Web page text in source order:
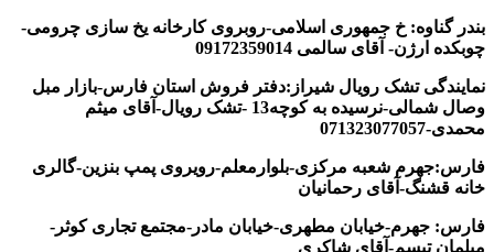
بندر گناوه: خ جمهوری اسلامی-روبروی کارخانه یخ سازی چرومی-
چوبکده ارژن- آقای سالمی 09172359014
نمایندگی تشک رویال شیراز:دفتر فروش استان فارس-بازار مبل
وصال شمالی-نرسیده به کوچه13 -تشک رویال-آقای میثم
محمدی-071323077057
فارس:جهرم شعبه مرکزی-بلوارمعلم-رویروی پمپ بنزین-گالری
خانه قشنگ-آقای رحمانیان
فارس: جهرم-خیابان مطهری-خیابان مادر-مجتمع تجاری کوثر-
مبلمان تبسم-آقای شاکری